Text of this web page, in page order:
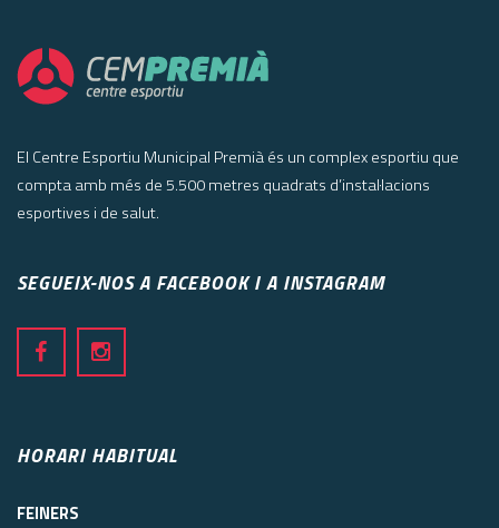
El Centre Esportiu Municipal Premià és un complex esportiu que
compta amb més de 5.500 metres quadrats d’instal·lacions
esportives i de salut.
SEGUEIX-NOS A FACEBOOK I A INSTAGRAM
HORARI HABITUAL
FEINERS